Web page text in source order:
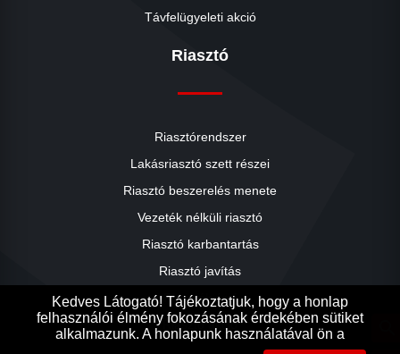
Távfelügyeleti akció
Riasztó
Riasztórendszer
Lakásriasztó szett részei
Riasztó beszerelés menete
Vezeték nélküli riasztó
Riasztó karbantartás
Riasztó javítás
Riasztók árai
Riasztó akció
Kedves Látogató! Tájékoztatjuk, hogy a honlap
felhasználói élmény fokozásának érdekében sütiket
alkalmazunk. A honlapunk használatával ön a